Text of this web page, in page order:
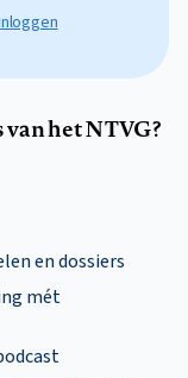
het NTVG?
en dossiers
mét